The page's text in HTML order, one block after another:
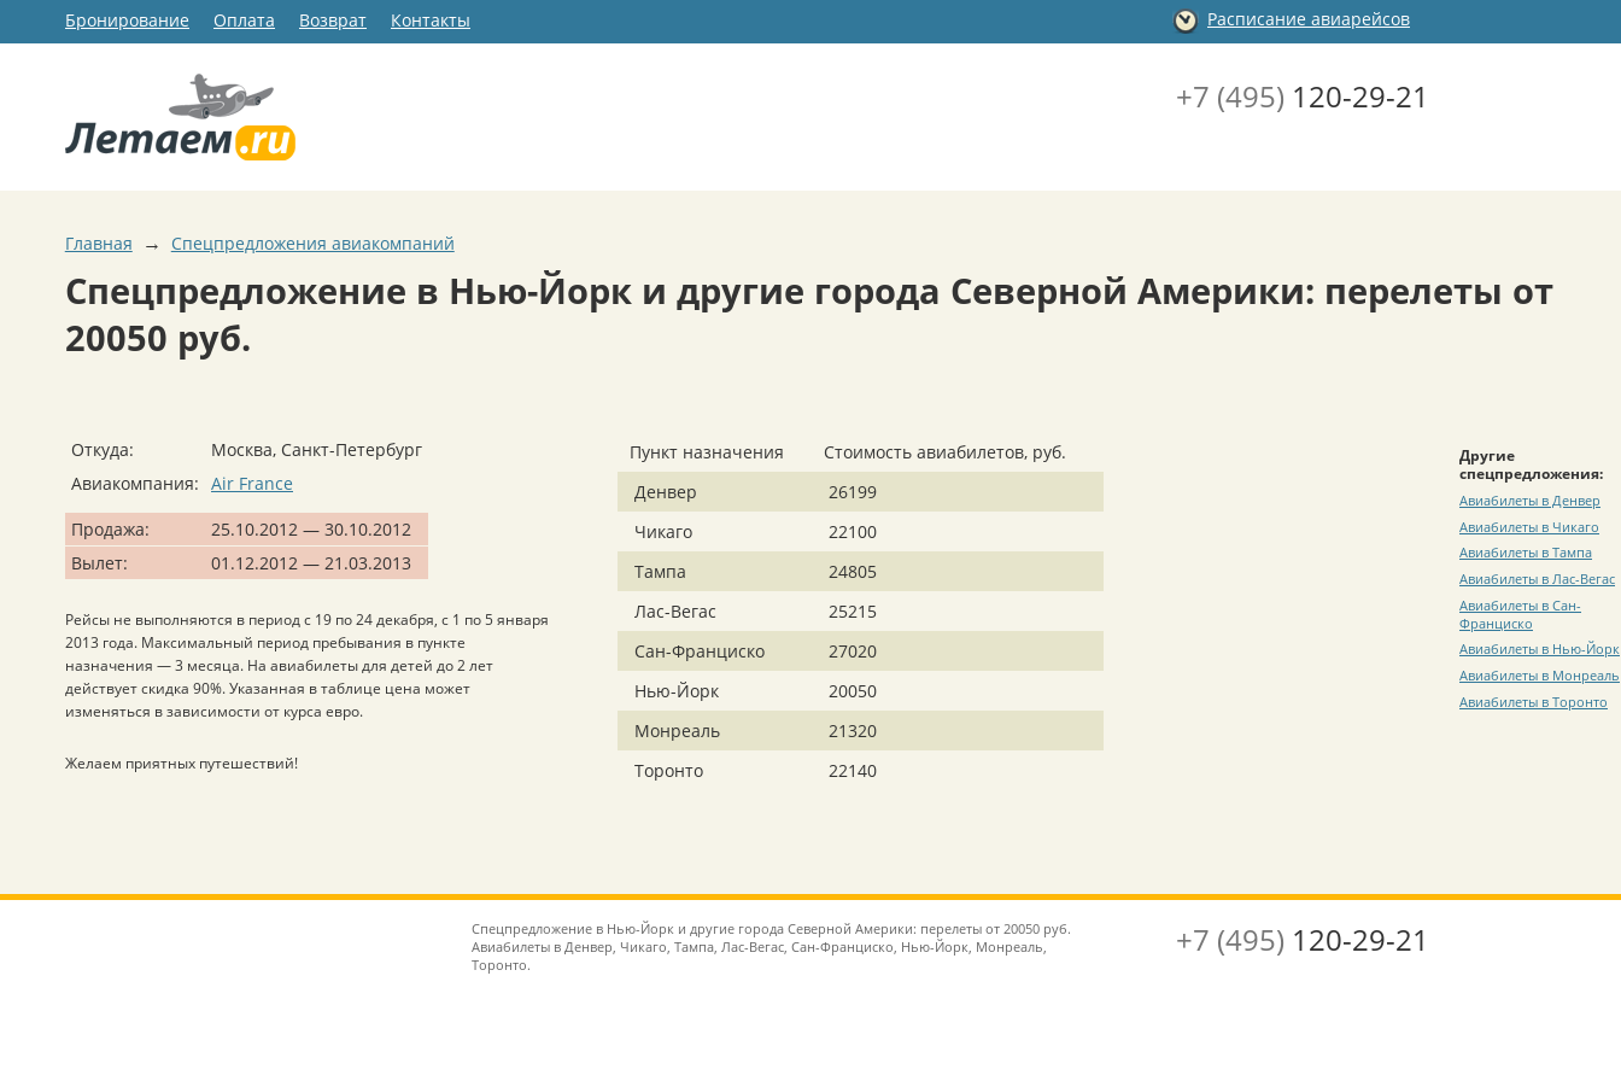
Бронирование Оплата Возврат Контакты Расписание авиарейсов
+7 (495) 120-29-21
Главная → Спецпредложения авиакомпаний
Спецпредложение в Нью-Йорк и другие города Северной Америки: перелеты от
20050 руб.
Откуда:
Москва, Санкт-Петербург
Авиакомпания: Air France
Продажа:
25.10.2012 — 30.10.2012
Вылет:
01.12.2012 — 21.03.2013
Рейсы не выполняются в период с 19 по 24 декабря, с 1 по 5 января
2013 года. Максимальный период пребывания в пункте
назначения — 3 месяца. На авиабилеты для детей до 2 лет
действует скидка 90%. Указанная в таблице цена может
изменяться в зависимости от курса евро.
Желаем приятных путешествий!
Пункт назначения
Стоимость авиабилетов, руб.
Денвер
26199
Чикаго
22100
Тампа
24805
Лас-Вегас
25215
Сан-Франциско
27020
Нью-Йорк
20050
Монреаль
21320
Торонто
22140
Другие
спецпредложения:
Авиабилеты в Денвер
Авиабилеты в Чикаго
Авиабилеты в Тампа
Авиабилеты в Лас-Вегас
Авиабилеты в Сан-
Франциско
Авиабилеты в Нью-Йорк
Авиабилеты в Монреаль
Авиабилеты в Торонто
Спецпредложение в Нью-Йорк и другие города Северной Америки: перелеты от 20050 руб.
Авиабилеты в Денвер, Чикаго, Тампа, Лас-Вегас, Сан-Франциско, Нью-Йорк, Монреаль,
Торонто.
+7 (495) 120-29-21